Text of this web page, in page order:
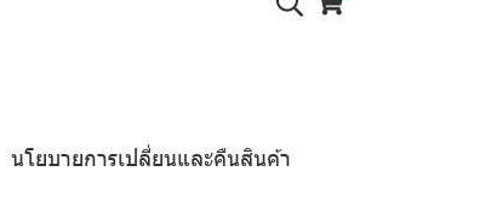
นโยบายการเปลี่ยนและคืนสินค้า